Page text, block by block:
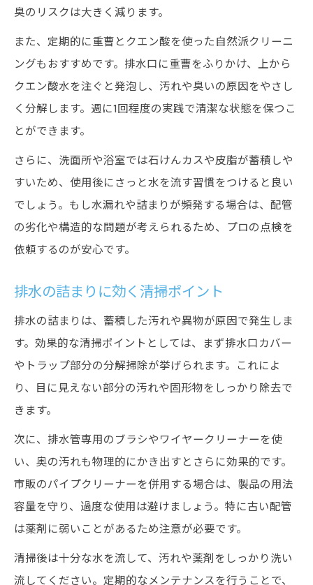
臭のリスクは大きく減ります。
また、定期的に重曹とクエン酸を使った自然派クリーニ
ングもおすすめです。排水口に重曹をふりかけ、上から
クエン酸水を注ぐと発泡し、汚れや臭いの原因をやさし
く分解します。週に1回程度の実践で清潔な状態を保つこ
とができます。
さらに、洗面所や浴室では石けんカスや皮脂が蓄積しや
すいため、使用後にさっと水を流す習慣をつけると良い
でしょう。もし水漏れや詰まりが頻発する場合は、配管
の劣化や構造的な問題が考えられるため、プロの点検を
依頼するのが安心です。
排水の詰まりに効く清掃ポイント
排水の詰まりは、蓄積した汚れや異物が原因で発生しま
す。効果的な清掃ポイントとしては、まず排水口カバー
やトラップ部分の分解掃除が挙げられます。これによ
り、目に見えない部分の汚れや固形物をしっかり除去で
きます。
次に、排水管専用のブラシやワイヤークリーナーを使
い、奥の汚れも物理的にかき出すとさらに効果的です。
市販のパイプクリーナーを併用する場合は、製品の用法
容量を守り、過度な使用は避けましょう。特に古い配管
は薬剤に弱いことがあるため注意が必要です。
清掃後は十分な水を流して、汚れや薬剤をしっかり洗い
流してください。定期的なメンテナンスを行うことで、